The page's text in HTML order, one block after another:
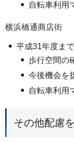
自転車利用
横浜橋通商店街
平成31年度ま
歩行空間の
今後機会を
自転車利用
その他配慮